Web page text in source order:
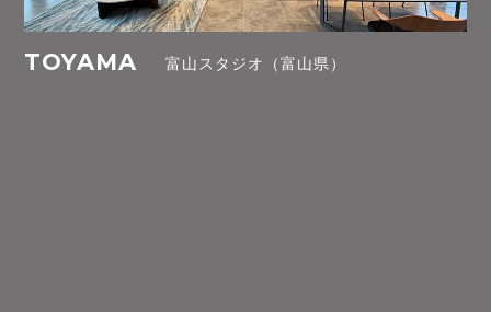
TOYAMA 富山スタジオ（富山県）